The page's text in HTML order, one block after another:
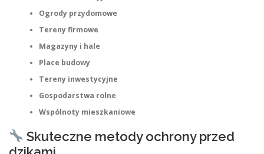
Ogrody przydomowe
Tereny firmowe
Magazyny i hale
Place budowy
Tereny inwestycyjne
Gospodarstwa rolne
Wspólnoty mieszkaniowe
Skuteczne metody ochrony przed